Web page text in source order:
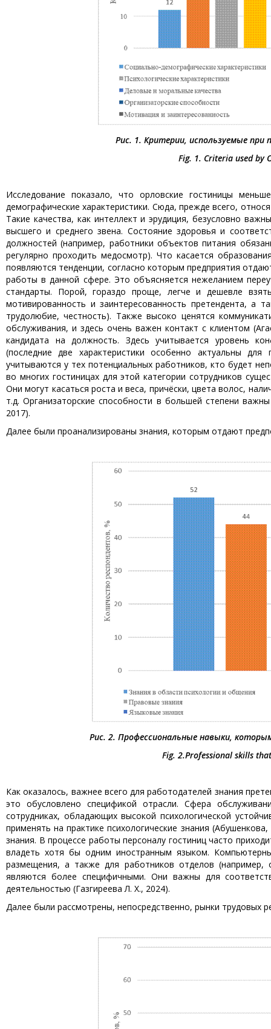
Рис. 1. Критерии, используемые при
Fig. 1. Criteria used by
Исследование показало, что орловские гостиницы
демографические характеристики. Сюда, прежде всего,
Такие качества, как интеллект и эрудиция, безусловно
высшего и среднего звена. Состояние здоровья и
должностей (например, работники объектов питания
регулярно проходить медосмотр). Что касается
появляются тенденции, согласно которым предприятия
работы в данной сфере. Это объясняется нежеланием
стандарты. Порой, гораздо проще, легче и дешевле
мотивированность и заинтересованность претендента, а
трудолюбие, честность). Также высоко ценятся
обслуживания, и здесь очень важен контакт с клиентом
кандидата на должность. Здесь учитывается уровень
(последние две характеристики особенно актуальны
учитываются у тех потенциальных работников, кто будет
во многих гостиницах для этой категории сотрудников
Они могут касаться роста и веса, причёски, цвета волос,
т.д. Организаторские способности в большей степени
2017).
Далее были проанализированы знания, которым отдают
Рис. 2. Профессиональные навыки,
Fig. 2.Professional skills
Как оказалось, важнее всего для работодателей знания
это обусловлено спецификой отрасли. Сфера
сотрудниках, обладающих высокой психологической
применять на практике психологические знания
знания. В процессе работы персоналу гостиниц часто
владеть хотя бы одним иностранным языком.
размещения, а также для работников отделов (например,
являются более специфичными. Они важны для
деятельностью (Газгиреева Л. Х., 2024).
Далее были рассмотрены, непосредственно, рынки трудовых